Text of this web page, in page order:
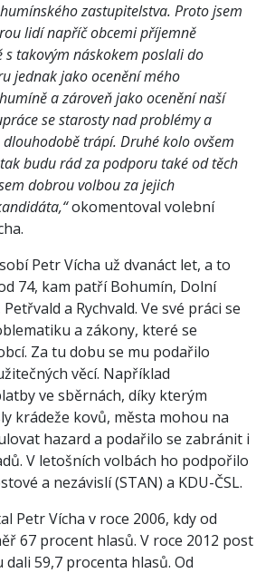
zastupitelstva. Proto jsem
lidí napříč obcemi příjemně
s takovým náskokem poslali do
jednak jako ocenění mého
a zároveň jako ocenění naší
se starosty nad problémy a
trápí. Druhé kolo ovšem
budu rád za podporu také od těch
dobrou volbou za jejich
okomentoval volební
Petr Vícha už dvanáct let, a to
74, kam patří Bohumín, Dolní
a Rychvald. Ve své práci se
a zákony, které se
Za tu dobu se mu podařilo
věcí. Například
ve sběrnách, díky kterým
krádeže kovů, města mohou na
hazard a podařilo se zabránit i
V letošních volbách ho podpořilo
a nezávislí (STAN) a KDU-ČSL.
Petr Vícha v roce 2006, kdy od
67 procent hlasů. V roce 2012 post
59,7 procenta hlasů. Od